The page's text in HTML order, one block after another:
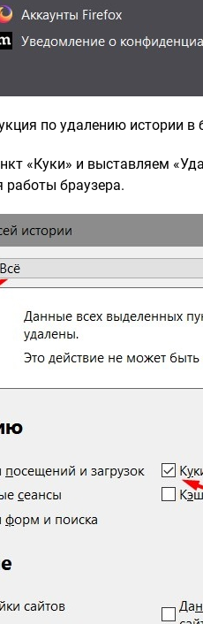
по удалению истории в
«Куки» и выставляем
работы браузера.